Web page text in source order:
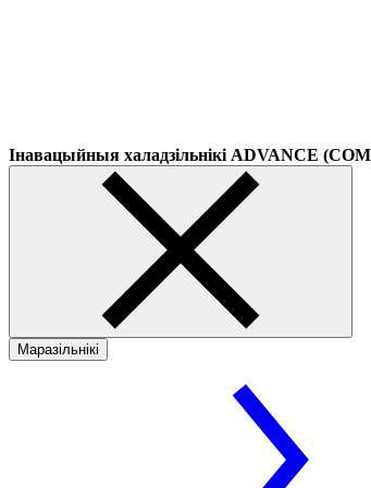
Інавацыйныя халадзільнікі ADVANCE
Маразільнікі